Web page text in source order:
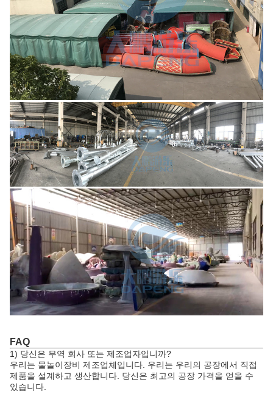
FAQ
1) 당신은 무역 회사 또는 제조업자입니까?
우리는 물놀이장비 제조업체입니다. 우리는 우리의 공장에서 직접
제품을 설계하고 생산합니다. 당신은 최고의 공장 가격을 얻을 수
있습니다.